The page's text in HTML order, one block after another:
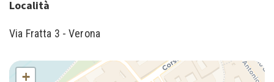
Località
Via Fratta 3 - Verona
+